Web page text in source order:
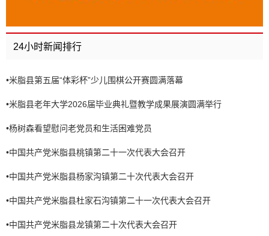
24小时新闻排行
•米脂县第五届“体彩杯”少儿围棋公开赛圆满落幕
•米脂县老年大学2026届毕业典礼暨教学成果展演圆满举行
•杨树森看望慰问老党员和生活困难党员
•中国共产党米脂县桃镇第二十一次代表大会召开
•中国共产党米脂县杨家沟镇第二十次代表大会召开
•中国共产党米脂县杜家石沟镇第二十一次代表大会召开
•中国共产党米脂县龙镇第二十次代表大会召开